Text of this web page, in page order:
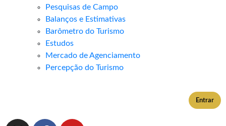
Pesquisas de Campo
Balanços e Estimativas
Barômetro do Turismo
Estudos
Mercado de Agenciamento
Percepção do Turismo
Entrar